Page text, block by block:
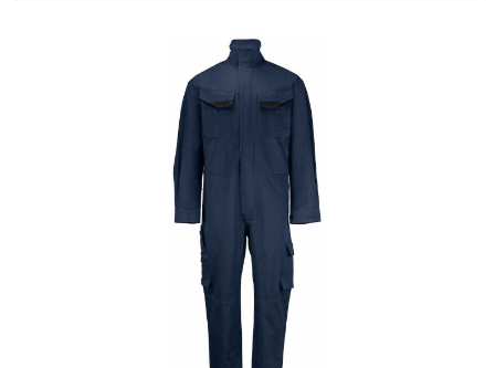
Minimale afname: 1